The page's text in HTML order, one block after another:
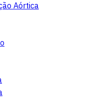
Aórtica